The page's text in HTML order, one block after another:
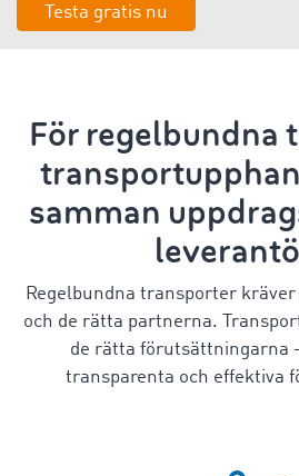
Testa gratis nu
För regelbundna
samman
Regelbundna transporter
och de rätta partnerna.
de rätta förutsättningarna
transparenta och effektiva